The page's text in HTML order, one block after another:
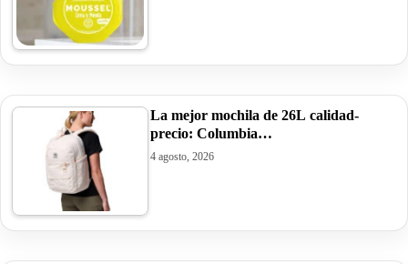
La mejor mochila de 26L calidad-
precio: Columbia…
4 agosto, 2026